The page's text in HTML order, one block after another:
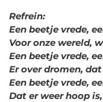
Refrein:
Een beetje vrede,
Voor onze wereld,
Een beetje vrede,
Er over dromen,
Een beetje vrede,
Dat er weer hoop